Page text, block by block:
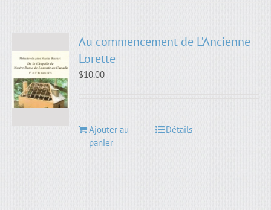
Au commencement de L’Ancienne
Lorette
$10.00
Ajouter au
panier
Détails